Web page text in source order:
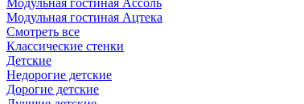
Модульная гостиная Ассоль
Модульная гостиная Ацтека
Смотреть все
Классические стенки
Детские
Недорогие детские
Дорогие детские